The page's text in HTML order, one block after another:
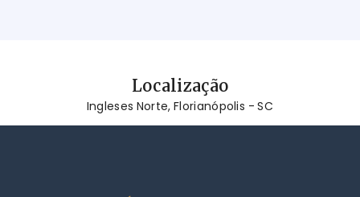
Localização
Ingleses Norte, Florianópolis - SC